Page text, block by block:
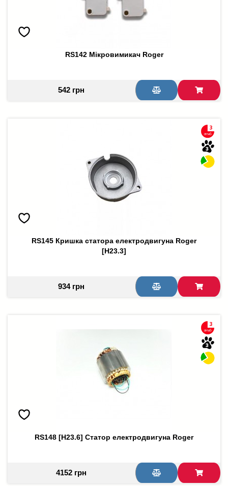
RS142 Мікровимикач Roger
542 грн
RS145 Кришка статора електродвигуна Roger
[H23.3]
934 грн
RS148 [H23.6] Статор електродвигуна Roger
4152 грн